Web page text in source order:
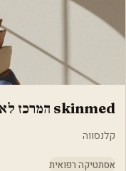
skinmed המרכז לאסתטיקה ובריאות העור
קלנסווה
אסתטיקה רפואית